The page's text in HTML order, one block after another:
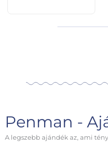
Penman -
A legszebb ajándék az, ami